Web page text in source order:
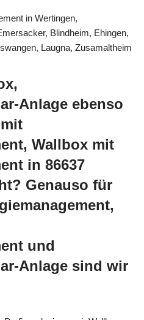
in Wertingen,
Blindheim, Ehingen,
Laugna, Zusamaltheim
Anlage ebenso
Wallbox mit
in 86637
Genauso für
und
Anlage sind wir